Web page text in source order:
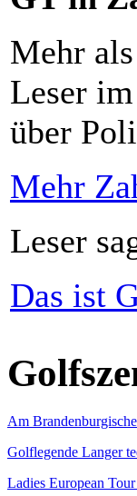
Mehr
Leser
über
Mehr
Leser
Das ist
Am
Golflegende Langer
Ladies European